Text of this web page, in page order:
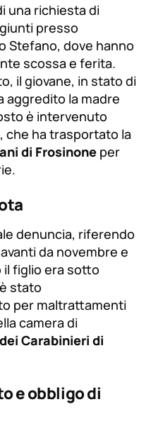
una richiesta di
presso
Stefano, dove hanno
scossa e ferita.
il giovane, in stato di
aggredito la madre
è intervenuto
che ha trasportato la
di Frosinone per
denuncia, riferendo
da novembre e
figlio era sotto
è stato
per maltrattamenti
camera di
Carabinieri di
e obbligo di